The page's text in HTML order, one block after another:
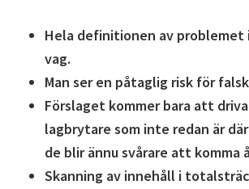
Hela definitionen av
vag.
Man ser en påtaglig risk för
Förslaget kommer bara att
lagbrytare som inte redan är
de blir ännu svårare att komma
Skanning av innehåll i